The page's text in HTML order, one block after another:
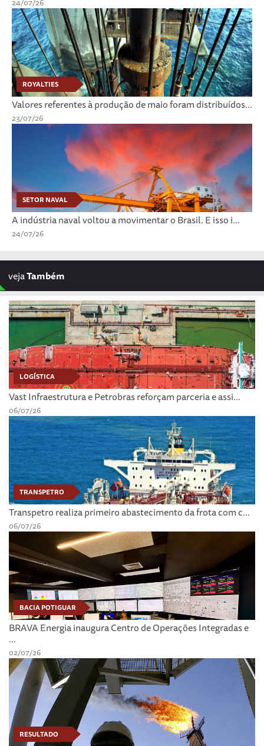
ROYALTIES
Valores referentes à produção de maio foram distribuídos...
23/07/26
SETOR NAVAL
A indústria naval voltou a movimentar o Brasil. E isso i...
24/07/26
vejaTambém
LOGÍSTICA
Vast Infraestrutura e Petrobras reforçam parceria e assi...
06/07/26
TRANSPETRO
Transpetro realiza primeiro abastecimento da frota com c...
06/07/26
BACIA POTIGUAR
BRAVA Energia inaugura Centro de Operações Integradas e
...
02/07/26
RESULTADO